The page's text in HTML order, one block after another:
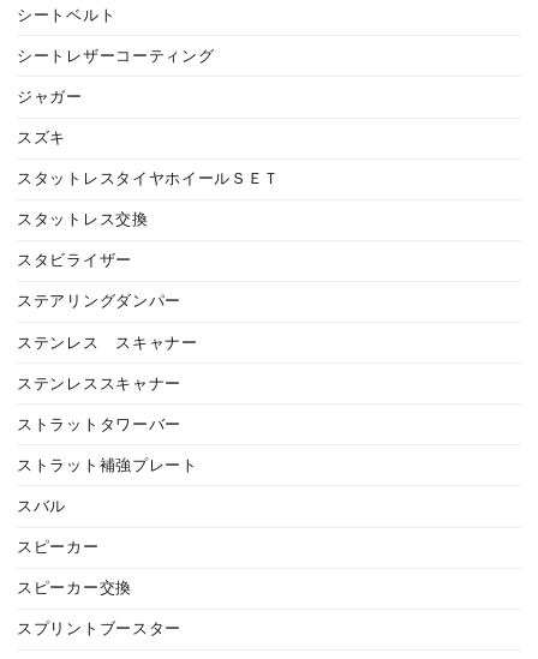
シートベルト
シートレザーコーティング
ジャガー
スズキ
スタットレスタイヤホイールＳＥＴ
スタットレス交換
スタビライザー
ステアリングダンパー
ステンレス スキャナー
ステンレススキャナー
ストラットタワーバー
ストラット補強プレート
スバル
スピーカー
スピーカー交換
スプリントブースター